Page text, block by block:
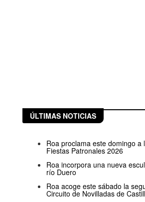
ÚLTIMAS NOTICIAS
Roa proclama este domingo a
Fiestas Patronales 2026
Roa incorpora una nueva
río Duero
Roa acoge este sábado la
Circuito de Novilladas de